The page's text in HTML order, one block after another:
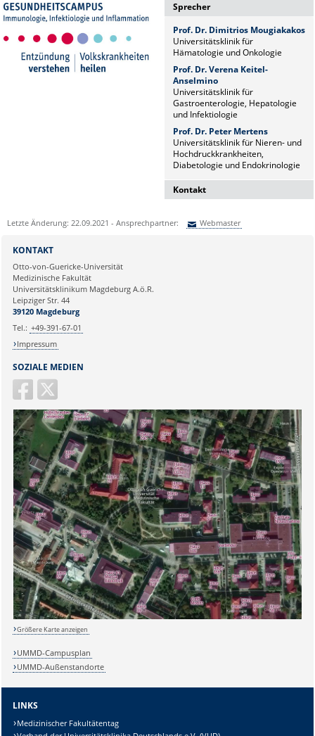
Sprecher
Prof. Dr. Dimitrios Mougiakakos
Universitätsklinik für
Hämatologie und Onkologie
Prof. Dr. Verena Keitel-
Anselmino
Universitätsklinik für
Gastroenterologie, Hepatologie
und Infektiologie
Prof. Dr. Peter Mertens
Universitätsklinik für Nieren- und
Hochdruckkrankheiten,
Diabetologie und Endokrinologie
Kontakt
Wissenschaftskoordinatorin
Letzte Änderung: 22.09.2021 - Ansprechpartner: Webmaster
Ihre E-Mailadresse:
Ihr Anliegen:
SOZIALE MEDIEN
KONTAKT
Otto-von-Guericke-Universität
Medizinische Fakultät
Universitätsklinikum Magdeburg A.ö.R.
Leipziger Str. 44
39120 Magdeburg
Tel.: +49-391-67-01
Impressum
Größere Karte anzeigen
UMMD-Campusplan
UMMD-Außenstandorte
LINKS
Medizinischer Fakultätentag